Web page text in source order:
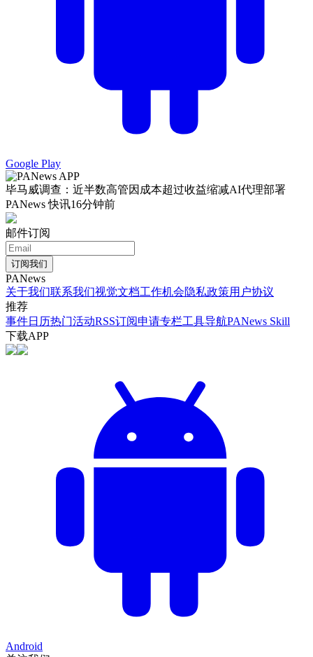
Google Play
毕马威调查：近半数高管因成本超过收益缩减AI代理部署
PANews 快讯16分钟前
邮件订阅
订阅我们
PANews
关于我们联系我们视觉文档工作机会隐私政策用户协议
推荐
事件日历热门活动RSS订阅申请专栏工具导航PANews Skill
下载APP
Android